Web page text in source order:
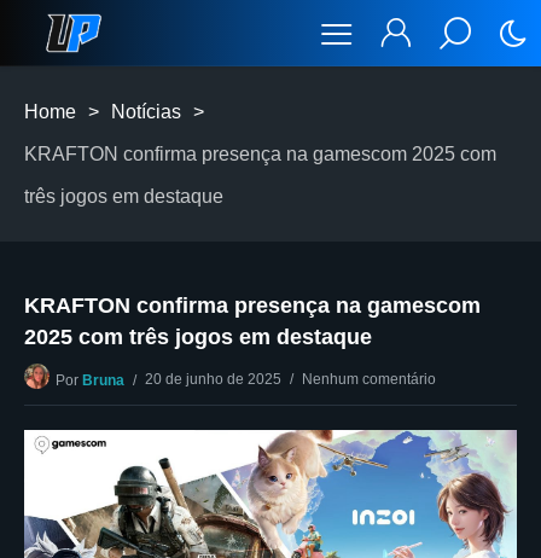
Home > Notícias >
KRAFTON confirma presença na gamescom 2025 com
três jogos em destaque
KRAFTON confirma presença na gamescom
2025 com três jogos em destaque
Por Bruna 20 de junho de 2025 Nenhum comentário